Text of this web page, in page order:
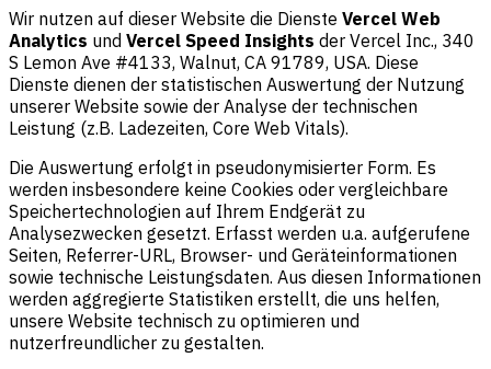
Wir nutzen auf dieser Website die Dienste Vercel Web
Analytics und Vercel Speed Insights der Vercel Inc., 340
S Lemon Ave #4133, Walnut, CA 91789, USA. Diese
Dienste dienen der statistischen Auswertung der Nutzung
unserer Website sowie der Analyse der technischen
Leistung (z.B. Ladezeiten, Core Web Vitals).
Die Auswertung erfolgt in pseudonymisierter Form. Es
werden insbesondere keine Cookies oder vergleichbare
Speichertechnologien auf Ihrem Endgerät zu
Analysezwecken gesetzt. Erfasst werden u.a. aufgerufene
Seiten, Referrer-URL, Browser- und Geräteinformationen
sowie technische Leistungsdaten. Aus diesen Informationen
werden aggregierte Statistiken erstellt, die uns helfen,
unsere Website technisch zu optimieren und
nutzerfreundlicher zu gestalten.